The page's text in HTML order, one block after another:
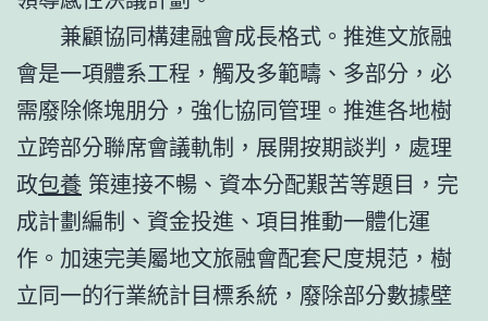
兼顧協同構建融會成長格式。推進文旅融
會是一項體系工程，觸及多範疇、多部分，必
需廢除條塊朋分，強化協同管理。推進各地樹
立跨部分聯席會議軌制，展開按期談判，處理
政包養 策連接不暢、資本分配艱苦等題目，完
成計劃編制、資金投進、項目推動一體化運
作。加速完美屬地文旅融會配套尺度規范，樹
立同一的行業統計目標系統，廢除部分數據壁